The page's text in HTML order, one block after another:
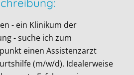
- ein Klinikum der
- suche ich zum
einen Assistenzarzt
(m/w/d). Idealerweise